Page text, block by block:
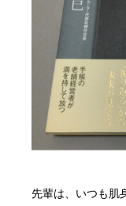
先輩は、いつも肌